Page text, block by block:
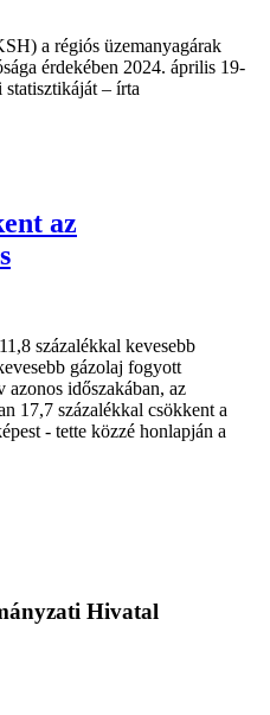
a régiós üzemanyagárak
érdekében 2024. április 19-
statisztikáját – írta
az
százalékkal kevesebb
gázolaj fogyott
időszakában, az
17,7 százalékkal csökkent a
- tette közzé honlapján a
Hivatal